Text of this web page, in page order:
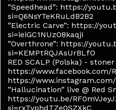
”Speedhead”: https://
si=Q6NsYTeKRuLdB2B2
”Electric Carve”: https://
si=ieiGC1NUzO8kaqjI
”Overthrone”: https://
si=KEMPtRQJAsUrBLfO
RED SCALP (Polska) -
https://www.facebook.com/
https://
”Hallucination” live @ Red
https://youtu.be/
si=rxTyphdTZe0SZXkC